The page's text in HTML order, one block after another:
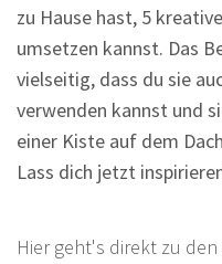
zu Hause hast, 5
umsetzen kannst. Das
vielseitig, dass du sie
verwenden kannst und
einer Kiste auf dem
Lass dich jetzt
Hier geht's direkt zu den